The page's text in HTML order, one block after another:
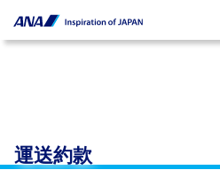
運送約款